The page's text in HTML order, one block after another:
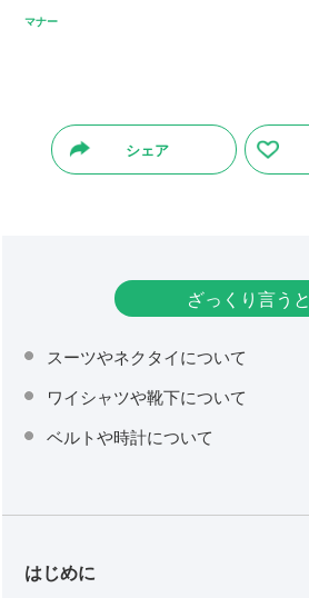
マナー
シェア
ざっくり言うと
スーツやネクタイについて
ワイシャツや靴下について
ベルトや時計について
はじめに